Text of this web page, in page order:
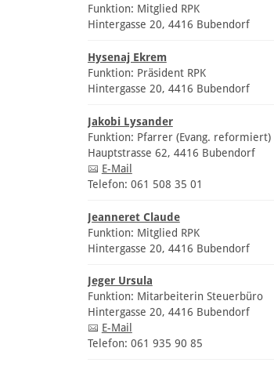
Funktion: Mitglied RPK
Hintergasse 20, 4416 Bubendorf
Hysenaj Ekrem
Funktion: Präsident RPK
Hintergasse 20, 4416 Bubendorf
Jakobi Lysander
Funktion: Pfarrer (Evang. reformiert)
Hauptstrasse 62, 4416 Bubendorf
E-Mail
Telefon: 061 508 35 01
Jeanneret Claude
Funktion: Mitglied RPK
Hintergasse 20, 4416 Bubendorf
Jeger Ursula
Funktion: Mitarbeiterin Steuerbüro
Hintergasse 20, 4416 Bubendorf
E-Mail
Telefon: 061 935 90 85